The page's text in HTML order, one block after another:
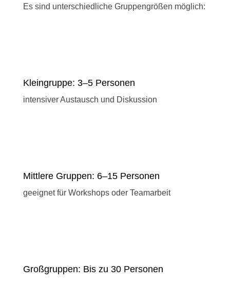
Es sind unterschiedliche Gruppengrößen möglich:
Kleingruppe: 3–5 Personen
intensiver Austausch und Diskussion
Mittlere Gruppen: 6–15 Personen
geeignet für Workshops oder Teamarbeit
Großgruppen: Bis zu 30 Personen